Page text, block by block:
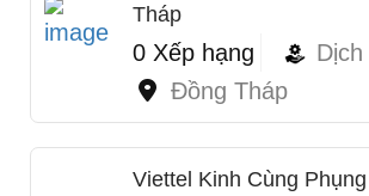
Tháp
0 Xếp hạng
Dịch
Đồng Tháp
Viettel Kinh Cùng